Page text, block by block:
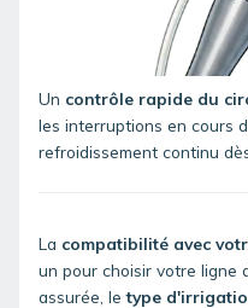
Un contrôle rapide du
les interruptions en cours
refroidissement continu
La compatibilité avec
un pour choisir votre ligne
assurée, letype